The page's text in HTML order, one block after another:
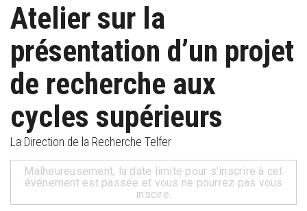
Atelier sur la
présentation d’un projet
de recherche aux
cycles supérieurs
La Direction de la Recherche Telfer
Malheureusement, la date limite pour s'inscrire à cet
événement est passée et vous ne pourrez pas vous
inscire.